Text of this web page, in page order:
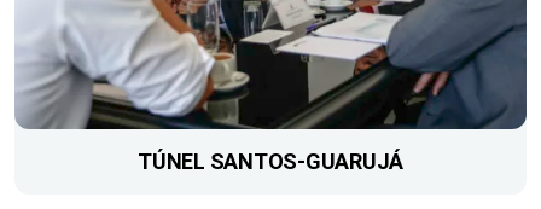
TÚNEL SANTOS-GUARUJÁ